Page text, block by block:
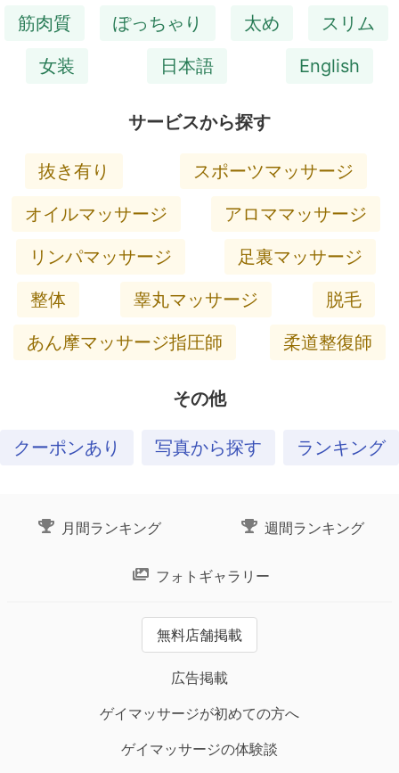
筋肉質 ぽっちゃり 太め
スリム
女装
日本語 English
サービスから探す
抜き有り
スポーツマッサージ
オイルマッサージ
アロママッサージ
リンパマッサージ
足裏マッサージ
整体
睾丸マッサージ
脱毛
あん摩マッサージ指圧師
柔道整復師
その他
クーポンあり 写真から探す ランキング
月間ランキング 週間ランキング
フォトギャラリー
無料店舗掲載
広告掲載
ゲイマッサージが初めての方へ
ゲイマッサージの体験談